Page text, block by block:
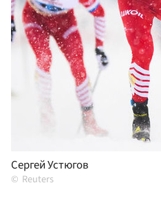
Сергей Устюгов
Reuters